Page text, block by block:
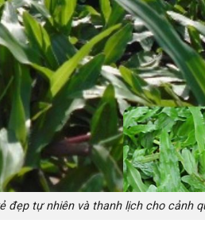
đẹp tự nhiên và thanh lịch cho cảnh